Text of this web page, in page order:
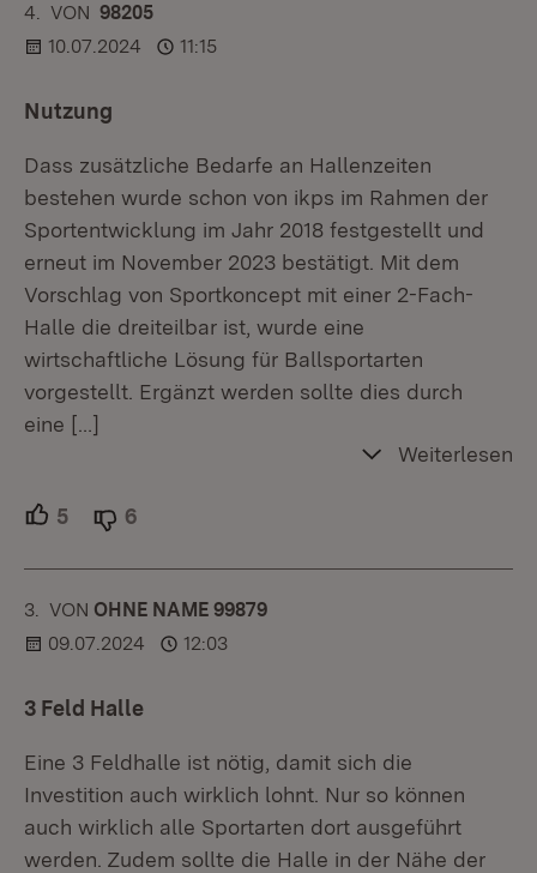
4. KOMMENTAR
VON 98205
10.07.2024
11:15
Nutzung
Dass zusätzliche Bedarfe an Hallenzeiten
bestehen wurde schon von ikps im Rahmen der
Sportentwicklung im Jahr 2018 festgestellt und
erneut im November 2023 bestätigt. Mit dem
Vorschlag von Sportkoncept mit einer 2-Fach-
Halle die dreiteilbar ist, wurde eine
wirtschaftliche Lösung für Ballsportarten
vorgestellt. Ergänzt werden sollte dies durch
eine […]
Weiterlesen
5 Unterstützer.
6
3. KOMMENTAR
VON :OHNE NAME 99879
09.07.2024
12:03
3 Feld Halle
Eine 3 Feldhalle ist nötig, damit sich die
Investition auch wirklich lohnt. Nur so können
auch wirklich alle Sportarten dort ausgeführt
werden. Zudem sollte die Halle in der Nähe der